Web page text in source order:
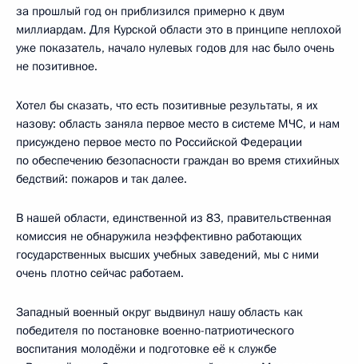
за прошлый год он приблизился примерно к двум
миллиардам. Для Курской области это в принципе неплохой
уже показатель, начало нулевых годов для нас было очень
не позитивное.
Хотел бы сказать, что есть позитивные результаты, я их
назову: область заняла первое место в системе МЧС, и нам
присуждено первое место по Российской Федерации
по обеспечению безопасности граждан во время стихийных
бедствий: пожаров и так далее.
В нашей области, единственной из 83, правительственная
комиссия не обнаружила неэффективно работающих
государственных высших учебных заведений, мы с ними
очень плотно сейчас работаем.
Западный военный округ выдвинул нашу область как
победителя по постановке военно-патриотического
воспитания молодёжи и подготовке её к службе